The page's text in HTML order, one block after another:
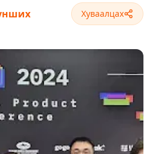
Хуваалцах